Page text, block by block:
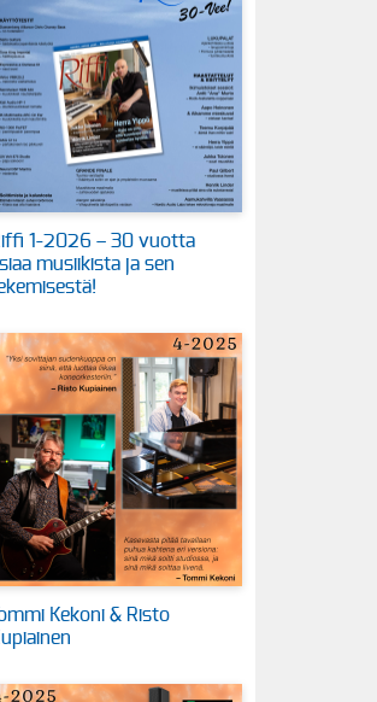
1-2026 – 30 vuotta
musiikista ja sen
Kekoni & Risto